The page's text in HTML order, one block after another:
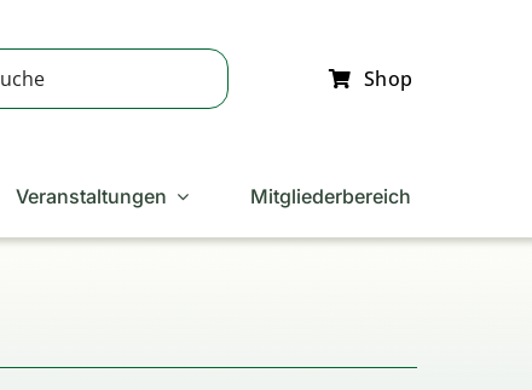
Shop
Veranstaltungen Mitgliederbereich